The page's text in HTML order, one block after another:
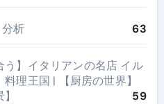
析 63
う】イタリアンの名店 イル
理王国 | 【厨房の世界】
59